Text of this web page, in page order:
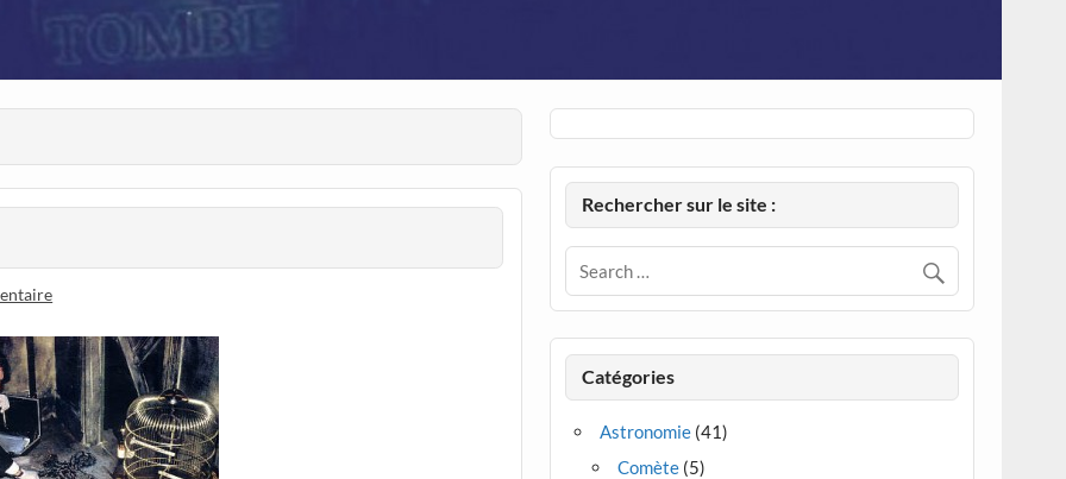
Rechercher sur le site :
Catégories
Astronomie (41)
Comète (5)